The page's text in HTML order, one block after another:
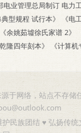
电业管理总局制订 电力
型规程 试行本》
《电
《余姚茹墟徐氏家谱 2》
隆四年刻本》
《计算
于网络，站点不存储
民族团结 ♥ 弘扬传统